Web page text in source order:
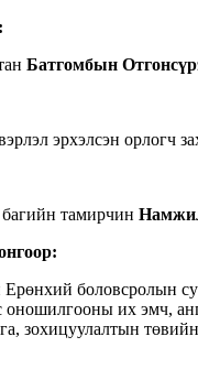
:
Батгомбын
эрхэлсэн орлогч
тамирчин
:
боловсролын
их эмч,
зохицуулалтын